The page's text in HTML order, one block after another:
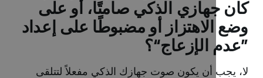
جهازي الذكي صامتًا، أو على
الاهتزاز أو مضبوطًا على إعداد
الإزعاج“؟
يجب أن يكون صوت جهازك الذكي مفعلاً لتتلقى